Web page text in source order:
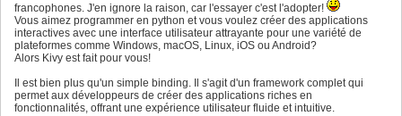
francophones. J'en ignore la raison, car l'essayer c'est l'adopter!
Vous aimez programmer en python et vous voulez créer des applications
interactives avec une interface utilisateur attrayante pour une variété de
plateformes comme Windows, macOS, Linux, iOS ou Android?
Alors Kivy est fait pour vous!
Il est bien plus qu'un simple binding. Il s'agit d'un framework complet qui
permet aux développeurs de créer des applications riches en
fonctionnalités, offrant une expérience utilisateur fluide et intuitive.